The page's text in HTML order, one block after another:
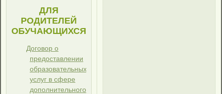
ДЛЯ
РОДИТЕЛЕЙ
ОБУЧАЮЩИХСЯ
Договор о
предоставлении
образовательных
услуг в сфере
дополнительного